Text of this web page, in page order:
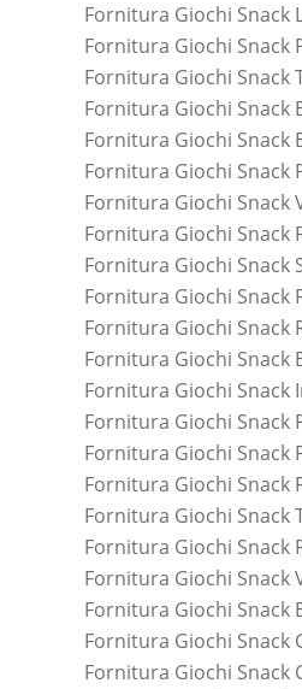
Fornitura Giochi Snack
Fornitura Giochi Snack
Fornitura Giochi Snack
Fornitura Giochi Snack
Fornitura Giochi Snack
Fornitura Giochi Snack
Fornitura Giochi Snack
Fornitura Giochi Snack
Fornitura Giochi Snack
Fornitura Giochi Snack
Fornitura Giochi Snack
Fornitura Giochi Snack
Fornitura Giochi Snack
Fornitura Giochi Snack
Fornitura Giochi Snack
Fornitura Giochi Snack
Fornitura Giochi Snack
Fornitura Giochi Snack
Fornitura Giochi Snack
Fornitura Giochi Snack
Fornitura Giochi Snack
Fornitura Giochi Snack